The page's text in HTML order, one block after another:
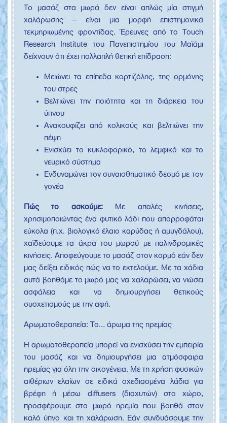
Το μασάζ στα μωρά δεν είναι απλώς μία στιγμή
χαλάρωσης – είναι μια μορφή επιστημονικά
τεκμηριωμένης φροντίδας. Έρευνες από το Touch
Research Institute του Πανεπιστημίου του Μαϊάμι
δείχνουν ότι έχει πολλαπλή θετική επίδραση:
Μειώνει τα επίπεδα κορτιζόλης, της ορμόνης
του στρες
Βελτιώνει την ποιότητα και τη διάρκεια του
ύπνου
Ανακουφίζει από κολικούς και βελτιώνει την
πέψη
Ενισχύει το κυκλοφορικό, το λεμφικό και το
νευρικό σύστημα
Ενδυναμώνει τον συναισθηματικό δεσμό με τον
γονέα
Πώς το ασκούμε:Με απαλές κινήσεις,
χρησιμοποιώντας ένα φυτικό λάδι που απορροφάται
εύκολα (π.χ. βιολογικό έλαιο καρύδας ή αμυγδάλου),
χαϊδεύουμε τα άκρα του μωρού με παλινδρομικές
κινήσεις. Αποφεύγουμε το μασάζ στον κορμό εάν δεν
μας δείξει ειδικός πώς να το εκτελούμε. Με τα χάδια
αυτά βοηθάμε το μωρό μας να χαλαρώσει, να νιώσει
ασφάλεια και να δημιουργήσει θετικούς
συσχετισμούς με την αφή.
Αρωματοθεραπεία: Το… άρωμα της ηρεμίας
Η αρωματοθεραπεία μπορεί να ενισχύσει την εμπειρία
του μασάζ και να δημιουργήσει μια ατμόσφαιρα
ηρεμίας για όλη την οικογένεια. Με τη χρήση φυσικών
αιθέριων ελαίων σε ειδικά σχεδιασμένα λάδια για
βρέφη ή μέσω diffusers (διαχυτών) στο χώρο,
προσφέρουμε στο μωρό ηρεμία που βοηθά στον
καλό ύπνο και τη χαλάρωση. Εάν συνδυάσουμε την